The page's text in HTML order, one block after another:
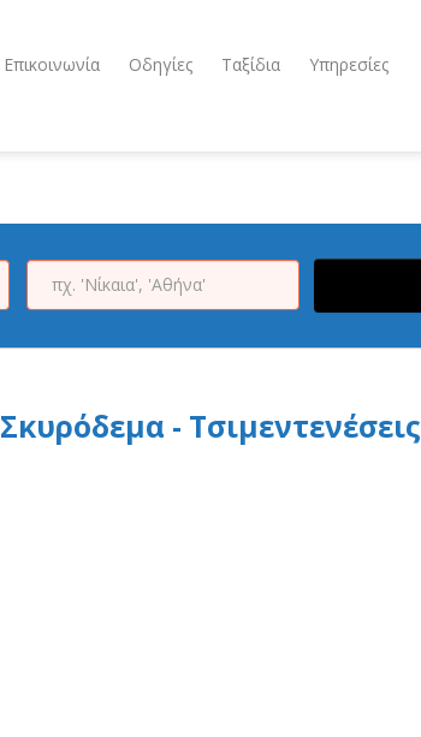
Επικοινωνία Οδηγίες Ταξίδια Υπηρεσίες
Σκυρόδεμα - Τσιμεντενέσεις